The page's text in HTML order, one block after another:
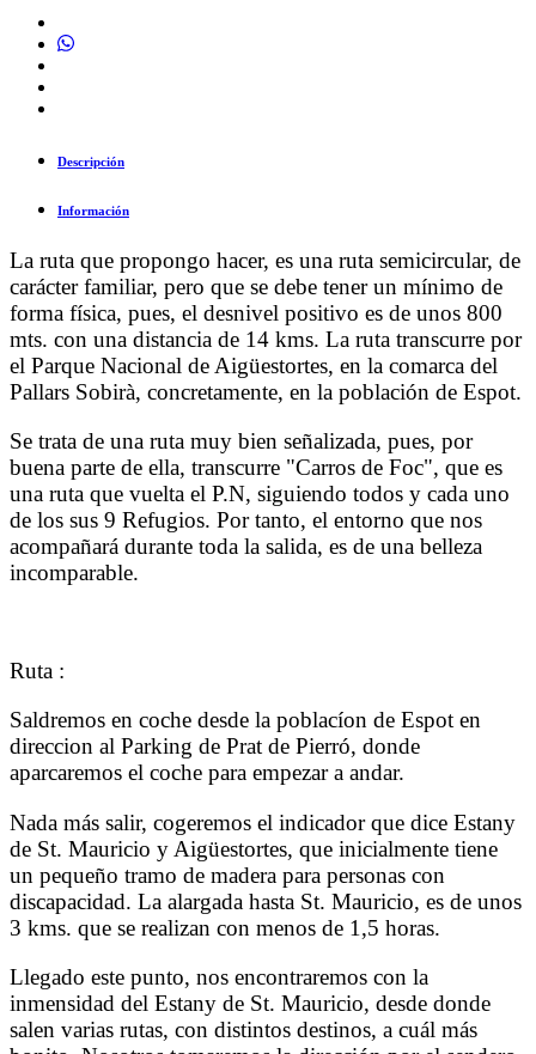
Descripción
Información
La ruta que propongo hacer, es una ruta semicircular, de
carácter familiar, pero que se debe tener un mínimo de
forma física, pues, el desnivel positivo es de unos 800
mts. con una distancia de 14 kms. La ruta transcurre por
el Parque Nacional de Aigüestortes, en la comarca del
Pallars Sobirà, concretamente, en la población de Espot.
Se trata de una ruta muy bien señalizada, pues, por
buena parte de ella, transcurre "Carros de Foc", que es
una ruta que vuelta el P.N, siguiendo todos y cada uno
de los sus 9 Refugios. Por tanto, el entorno que nos
acompañará durante toda la salida, es de una belleza
incomparable.
Ruta :
Saldremos en coche desde la poblacíon de Espot en
direccion al Parking de Prat de Pierró, donde
aparcaremos el coche para empezar a andar.
Nada más salir, cogeremos el indicador que dice Estany
de St. Mauricio y Aigüestortes, que inicialmente tiene
un pequeño tramo de madera para personas con
discapacidad. La alargada hasta St. Mauricio, es de unos
3 kms. que se realizan con menos de 1,5 horas.
Llegado este punto, nos encontraremos con la
inmensidad del Estany de St. Mauricio, desde donde
salen varias rutas, con distintos destinos, a cuál más